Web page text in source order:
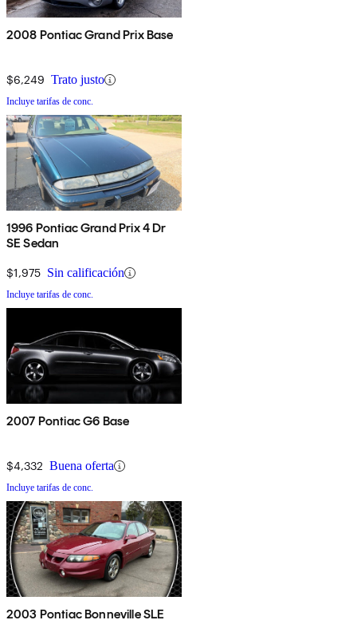
2008 Pontiac Grand Prix Base
$6,249 Trato justo
Incluye tarifas de conc.
1996 Pontiac Grand Prix 4 Dr
SE Sedan
$1,975 Sin calificación
Incluye tarifas de conc.
2007 Pontiac G6 Base
$4,332 Buena oferta
Incluye tarifas de conc.
2003 Pontiac Bonneville SLE